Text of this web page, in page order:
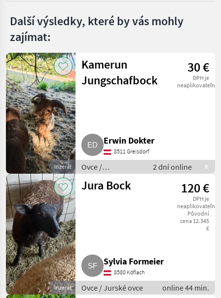
Další výsledky, které by vás mohly
zajímat:
Inzerát
Kamerun
Jungschafbock
30 €
DPH je
neaplikovateľné
Erwin Dokter
8511 Greisdorf
Ovce /
Kamerunské ovce
2 dní online R
Inzerát
Jura Bock 120 €
DPH je
neaplikovateľné
Původní
cena 12.345
€
Sylvia Formeier
8580 Köflach
Ovce / Jurské ovce online 44 min.